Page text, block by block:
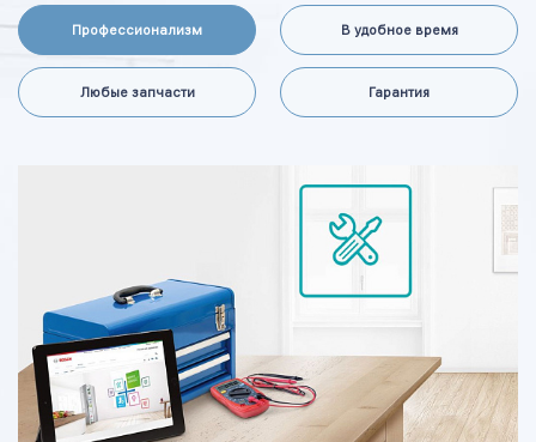
Профессионализм В удобное время
Любые запчасти Гарантия